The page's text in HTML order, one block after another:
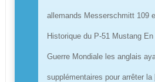
allemands Messerschmitt 109
Historique du P-51 Mustang
Guerre Mondiale les anglais
supplémentaires pour arrêter